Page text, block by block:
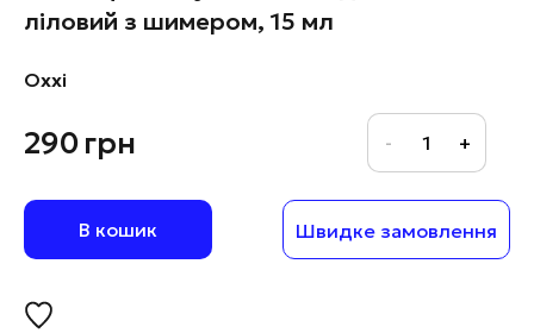
ліловий з шимером, 15 мл
Oxxi
290грн
В кошик Швидке замовлення